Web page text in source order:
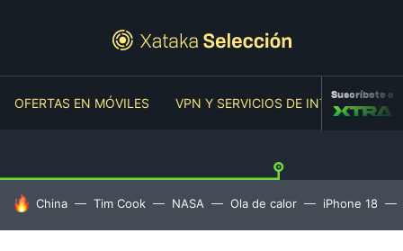
OFERTAS EN MÓVILES VPN Y SERVICIOS DE INTERNET
Suscríbete a
HOY SE HABLA DE
China Tim Cook NASA Ola de calor iPhone 18